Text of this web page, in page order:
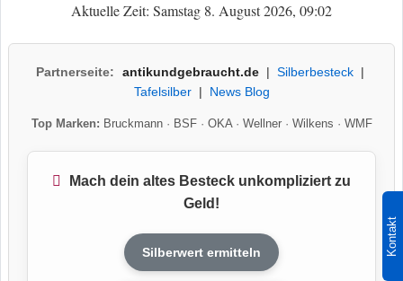
Kontakt
Aktuelle Zeit: Samstag 8. August 2026, 09:02
Partnerseite: antikundgebraucht.de| Silberbesteck|
Tafelsilber| News Blog
Top Marken: Bruckmann· BSF· OKA· Wellner· Wilkens · WMF
Mach dein altes Besteck unkompliziert zu
Geld!
Silberwert ermitteln